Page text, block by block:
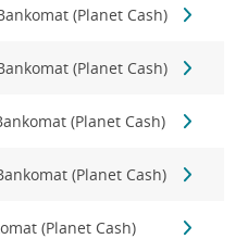
(Planet Cash)
(Planet Cash)
(Planet Cash)
(Planet Cash)
(Planet Cash)